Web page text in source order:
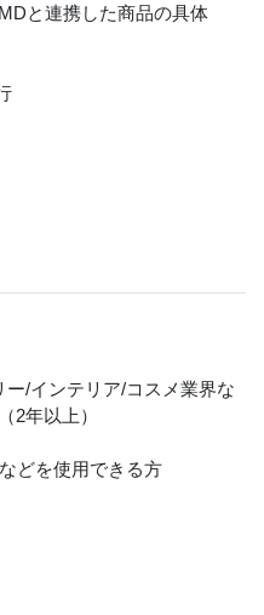
と連携した商品の具体
/インテリア/コスメ業界な
2年以上）
どを使用できる方